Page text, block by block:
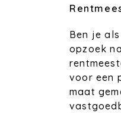
Ben je
opzoek
voor een
maat